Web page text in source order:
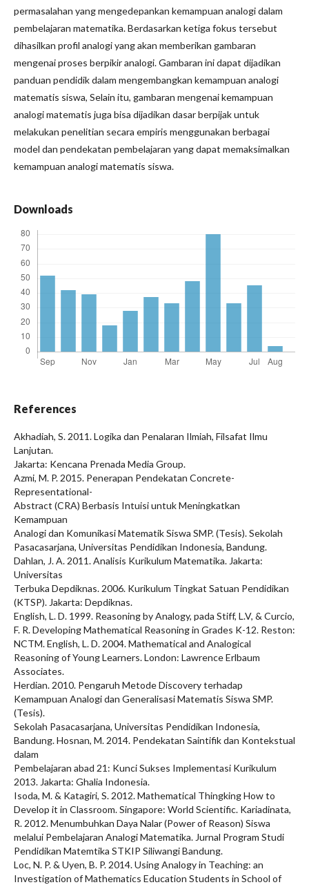
permasalahan yang mengedepankan kemampuan analogi dalam
pembelajaran matematika. Berdasarkan ketiga fokus tersebut
dihasilkan profil analogi yang akan memberikan gambaran
mengenai proses berpikir analogi. Gambaran ini dapat dijadikan
panduan pendidik dalam mengembangkan kemampuan analogi
matematis siswa, Selain itu, gambaran mengenai kemampuan
analogi matematis juga bisa dijadikan dasar berpijak untuk
melakukan penelitian secara empiris menggunakan berbagai
model dan pendekatan pembelajaran yang dapat memaksimalkan
kemampuan analogi matematis siswa.
Downloads
References
Akhadiah, S. 2011. Logika dan Penalaran Ilmiah, Filsafat Ilmu
Lanjutan.
Jakarta: Kencana Prenada Media Group.
Azmi, M. P. 2015. Penerapan Pendekatan Concrete-
Representational-
Abstract (CRA) Berbasis Intuisi untuk Meningkatkan
Kemampuan
Analogi dan Komunikasi Matematik Siswa SMP. (Tesis). Sekolah
Pasacasarjana, Universitas Pendidikan Indonesia, Bandung.
Dahlan, J. A. 2011. Analisis Kurikulum Matematika. Jakarta:
Universitas
Terbuka Depdiknas. 2006. Kurikulum Tingkat Satuan Pendidikan
(KTSP). Jakarta: Depdiknas.
English, L. D. 1999. Reasoning by Analogy, pada Stiff, L.V, & Curcio,
F. R. Developing Mathematical Reasoning in Grades K-12. Reston:
NCTM. English, L. D. 2004. Mathematical and Analogical
Reasoning of Young Learners. London: Lawrence Erlbaum
Associates.
Herdian. 2010. Pengaruh Metode Discovery terhadap
Kemampuan Analogi dan Generalisasi Matematis Siswa SMP.
(Tesis).
Sekolah Pasacasarjana, Universitas Pendidikan Indonesia,
Bandung. Hosnan, M. 2014. Pendekatan Saintifik dan Kontekstual
dalam
Pembelajaran abad 21: Kunci Sukses Implementasi Kurikulum
2013. Jakarta: Ghalia Indonesia.
Isoda, M. & Katagiri, S. 2012. Mathematical Thingking How to
Develop it in Classroom. Singapore: World Scientific. Kariadinata,
R. 2012. Menumbuhkan Daya Nalar (Power of Reason) Siswa
melalui Pembelajaran Analogi Matematika. Jurnal Program Studi
Pendidikan Matemtika STKIP Siliwangi Bandung.
Loc, N. P. & Uyen, B. P. 2014. Using Analogy in Teaching: an
Investigation of Mathematics Education Students in School of